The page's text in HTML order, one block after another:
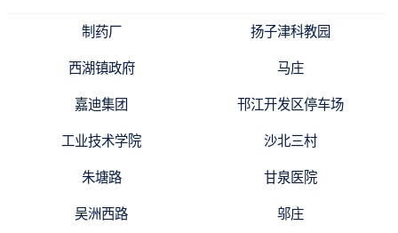
制药厂 扬子津科教园
西湖镇政府 马庄
嘉迪集团 邗江开发区停车场
工业技术学院 沙北三村
朱塘路 甘泉医院
吴洲西路 邬庄